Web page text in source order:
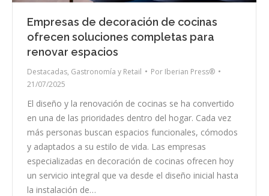
Empresas de decoración de cocinas
ofrecen soluciones completas para
renovar espacios
Destacadas, Gastronomía y Retail Por Iberian Press®
21/07/2025
El diseño y la renovación de cocinas se ha convertido
en una de las prioridades dentro del hogar. Cada vez
más personas buscan espacios funcionales, cómodos
y adaptados a su estilo de vida. Las empresas
especializadas en decoración de cocinas ofrecen hoy
un servicio integral que va desde el diseño inicial hasta
la instalación de…